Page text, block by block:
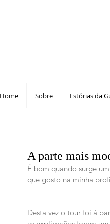
Home Sobre Estórias da
A parte mais
É bom quando surge
que gosto na minha
Desta vez o tour foi à